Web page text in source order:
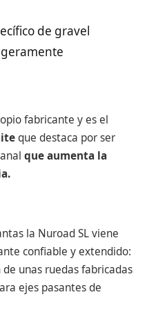
de gravel
fabricante y es el
que destaca por ser
que aumenta la
la Nuroad SL viene
confiable y extendido:
de unas ruedas fabricadas
ejes pasantes de